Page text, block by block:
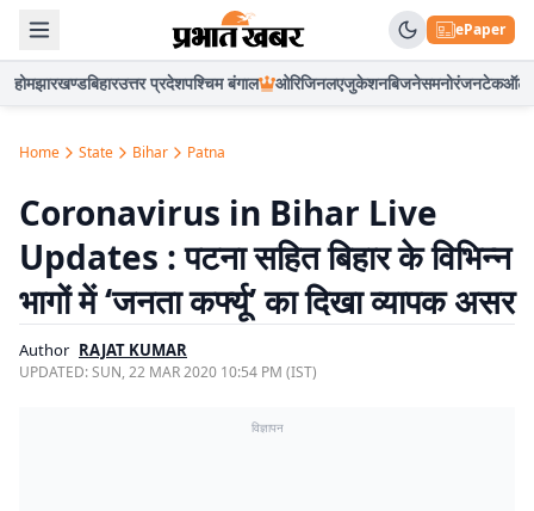
ePaper
होमझारखण्डबिहारउत्तर प्रदेशपश्चिम बंगाल ओरिजिनलएजुकेशनबिजनेसमनोरंजनटेकऑटो
Home State Bihar Patna
Coronavirus in Bihar Live
Updates : पटना सहित बिहार के विभिन्न
भागों में ‘जनता कर्फ्यू’ का दिखा व्यापक असर
Author RAJAT KUMAR
UPDATED:SUN, 22 MAR 2020 10:54 PM (IST)
विज्ञापन